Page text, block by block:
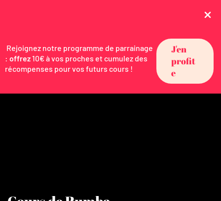
Rejoignez notre programme de parrainage
: offrez10€ à vos proches et cumulez des
récompenses pour vos futurs cours !
J'en
profit
e